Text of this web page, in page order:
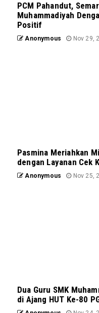
PCM Pahandut,
Muhammadiyah
Positif
Anonymous Nov 29,
Pasmina Meriahkan
dengan Layanan Cek
Anonymous Nov 25,
Dua Guru SMK
di Ajang HUT Ke-80